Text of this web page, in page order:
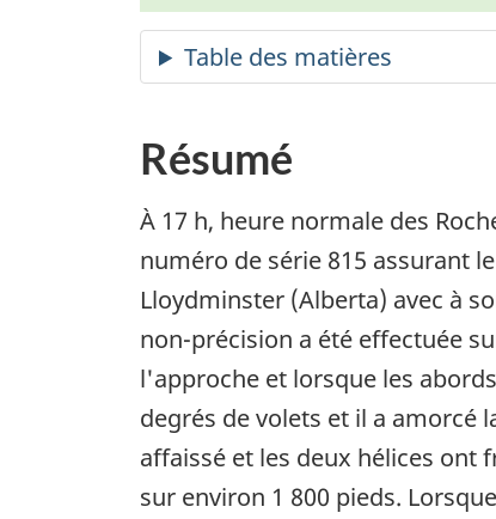
Résumé
À 17 h, heure normale des
numéro de série 815 assurant
Lloydminster (Alberta) avec à
non-précision a été effectuée
l'approche et lorsque les
degrés de volets et il a amorcé
affaissé et les deux hélices ont
sur environ 1 800 pieds.